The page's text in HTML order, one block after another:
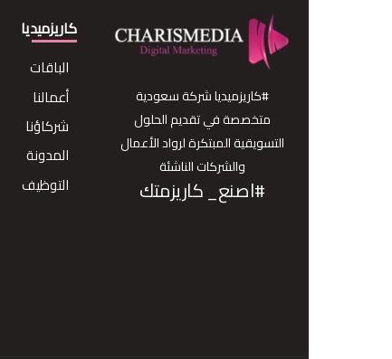
#كاريزميديا شركة سعودية
متخصصة في تقديم الحلول
التسويقية المبتكرة لرواد الأعمال
والشركات الناشئة
#اصنع_ كاريزمتك
كاريزميديا
الباقات
أعمالنا
شركاؤنا
المدونة
التوظيف